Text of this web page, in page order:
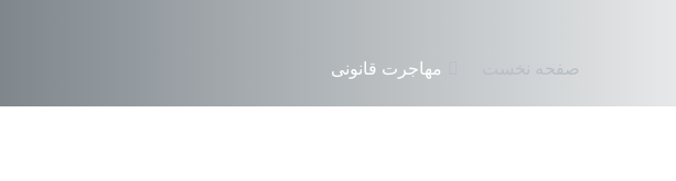
صفحه نخست مهاجرت قانونی